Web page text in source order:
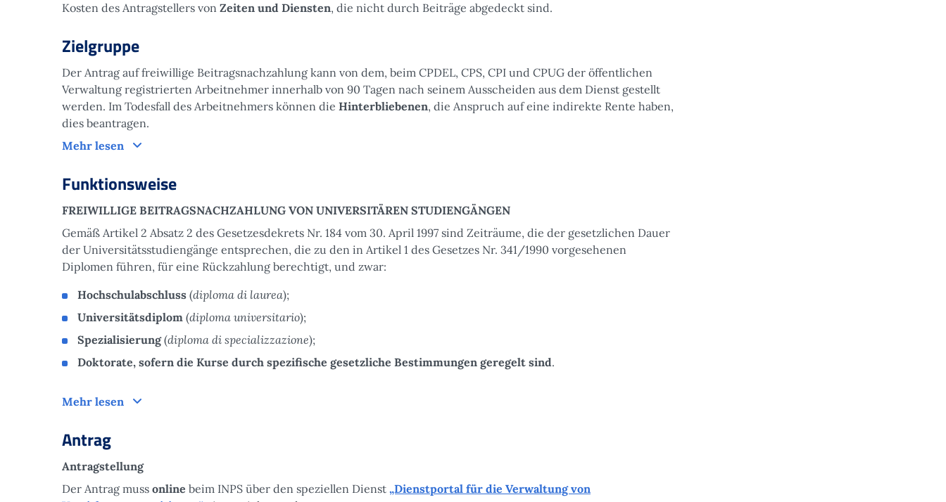
Kosten des Antragstellers von Zeiten und Diensten, die nicht durch Beiträge abgedeckt sind.
Zielgruppe
Der Antrag auf freiwillige Beitragsnachzahlung kann von dem, beim CPDEL, CPS, CPI und CPUG der öffentlichen
Verwaltung registrierten Arbeitnehmer innerhalb von 90 Tagen nach seinem Ausscheiden aus dem Dienst gestellt
werden. Im Todesfall des Arbeitnehmers können die Hinterbliebenen, die Anspruch auf eine indirekte Rente haben,
dies beantragen.
Mehr lesen
Zielgruppe
Funktionsweise
FREIWILLIGE BEITRAGSNACHZAHLUNG VON UNIVERSITÄREN STUDIENGÄNGEN
Gemäß Artikel 2 Absatz 2 des Gesetzesdekrets Nr. 184 vom 30. April 1997 sind Zeiträume, die der gesetzlichen Dauer
der Universitätsstudiengänge entsprechen, die zu den in Artikel 1 des Gesetzes Nr. 341/1990 vorgesehenen
Diplomen führen, für eine Rückzahlung berechtigt, und zwar:
Hochschulabschluss (diploma di laurea);
Universitätsdiplom (diploma universitario);
Spezialisierung(diploma di specializzazione);
Doktorate, sofern die Kurse durch spezifische gesetzliche Bestimmungen geregelt sind.
Mehr lesen Funktionsweise
Antrag
Antragstellung
Der Antrag muss online beim INPS über den speziellen Dienst „Dienstportal für die Verwaltung von